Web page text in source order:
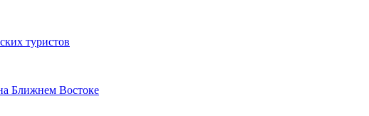
туристов
Ближнем Востоке